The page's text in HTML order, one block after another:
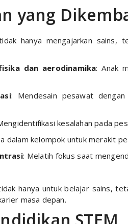
yang
hanya mengajarkan sains,
dan aerodinamika: Anak
: Mendesain pesawat
kesalahan pada
dalam kelompok untuk merakit
: Melatih fokus saat
hanya untuk belajar sains,
masa depan.
STEM